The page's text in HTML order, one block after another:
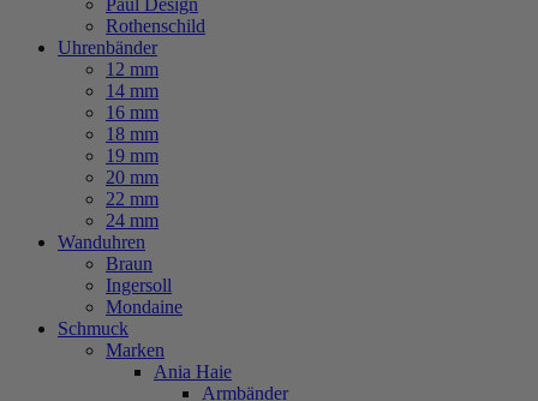
Paul Design
Rothenschild
Uhrenbänder
12 mm
14 mm
16 mm
18 mm
19 mm
20 mm
22 mm
24 mm
Wanduhren
Braun
Ingersoll
Mondaine
Schmuck
Marken
Ania Haie
Armbänder